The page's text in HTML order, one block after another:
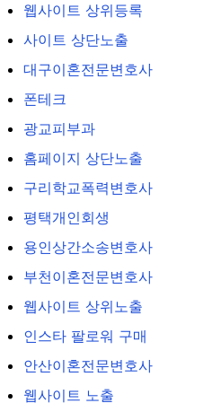
웹사이트 상위등록
사이트 상단노출
대구이혼전문변호사
폰테크
광교피부과
홈페이지 상단노출
구리학교폭력변호사
평택개인회생
용인상간소송변호사
부천이혼전문변호사
웹사이트 상위노출
인스타 팔로워 구매
안산이혼전문변호사
웹사이트 노출